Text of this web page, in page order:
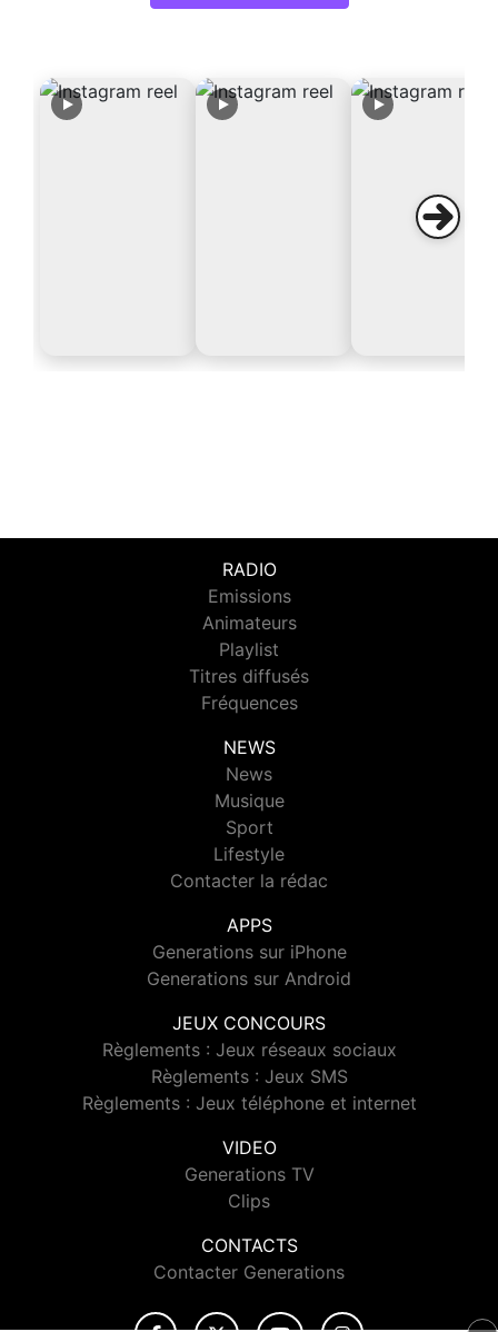
RADIO
Emissions
Animateurs
Playlist
Titres diffusés
Fréquences
NEWS
News
Musique
Sport
Lifestyle
Contacter la rédac
APPS
Generations sur iPhone
Generations sur Android
JEUX CONCOURS
Règlements : Jeux réseaux sociaux
Règlements : Jeux SMS
Règlements : Jeux téléphone et internet
VIDEO
Generations TV
Clips
CONTACTS
Contacter Generations